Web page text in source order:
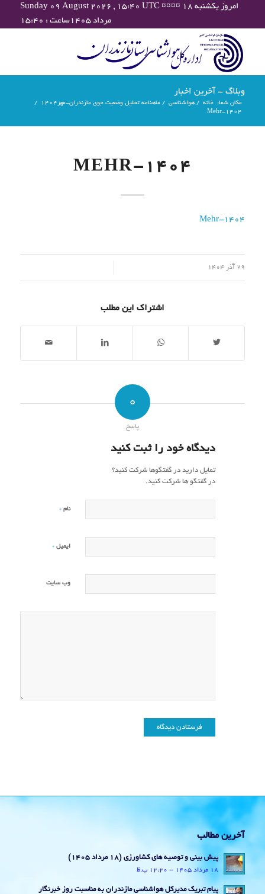
Sunday 09 August 2026 , 15:40 UTC ¤¤¤¤ امروز یکشنبه ۱۸
مرداد ۱۴۰۵ساعت : ۱۵:۴۰
وبلاگ - آخرین اخبار
مکان شما: خانه / هواشناسی / ماهنامه تحلیل وضعیت جوی مازندران-مهر۱۴۰۴
/
Mehr-1404
MEHR-1404
Mehr-1404
29 آذر 1404
اشتراک این مطلب
0
پاسخ
دیدگاه خود را ثبت کنید
تمایل دارید در گفتگوها شرکت کنید؟
در گفتگو ها شرکت کنید.
نام *
ایمیل *
وب‌ سایت
آخرین مطالب
پیش بینی و توصیه های کشاورزی (18 مرداد ۱۴۰۵)
18 مرداد 1405 - 12:20 ب.ظ
پیام تبریک مدیرکل هواشناسی مازندران به مناسبت روز خبرنگار